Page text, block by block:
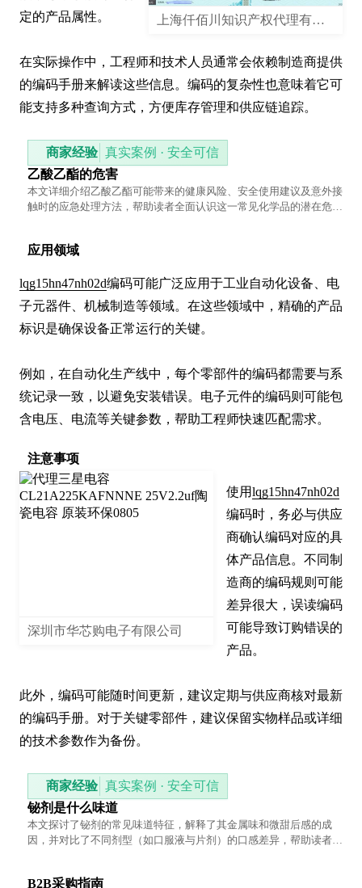
上海仟佰川知识产权代理有限公司
定的产品属性。
在实际操作中，工程师和技术人员通常会依赖制造商提供
的编码手册来解读这些信息。编码的复杂性也意味着它可
能支持多种查询方式，方便库存管理和供应链追踪。
商家经验 真实案例 · 安全可信
乙酸乙酯的危害
本文详细介绍乙酸乙酯可能带来的健康风险、安全使用建议及意外接
触时的应急处理方法，帮助读者全面认识这一常见化学品的潜在危
应用领域
lqg15hn47nh02d编码可能广泛应用于工业自动化设备、电
子元器件、机械制造等领域。在这些领域中，精确的产品
标识是确保设备正常运行的关键。
例如，在自动化生产线中，每个零部件的编码都需要与系
统记录一致，以避免安装错误。电子元件的编码则可能包
含电压、电流等关键参数，帮助工程师快速匹配需求。
注意事项
深圳市华芯购电子有限公司
使用lqg15hn47nh02d
编码时，务必与供应
商确认编码对应的具
体产品信息。不同制
造商的编码规则可能
差异很大，误读编码
可能导致订购错误的
产品。
此外，编码可能随时间更新，建议定期与供应商核对最新
的编码手册。对于关键零部件，建议保留实物样品或详细
的技术参数作为备份。
商家经验 真实案例 · 安全可信
铋剂是什么味道
本文探讨了铋剂的常见味道特征，解释了其金属味和微甜后感的成
因，并对比了不同剂型（如口服液与片剂）的口感差异，帮助读者全
B2B采购指南